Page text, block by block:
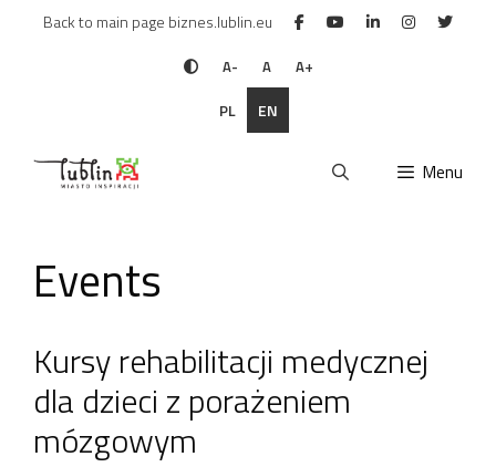
Back to main page biznes.lublin.eu
A- A A+
PL EN
Menu
Events
Kursy rehabilitacji medycznej
dla dzieci z porażeniem
mózgowym